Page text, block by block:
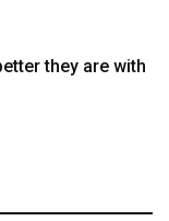
they are with